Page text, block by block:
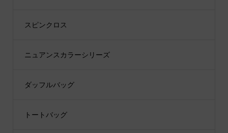
スピンクロス
ニュアンスカラーシリーズ
ダッフルバッグ
トートバッグ